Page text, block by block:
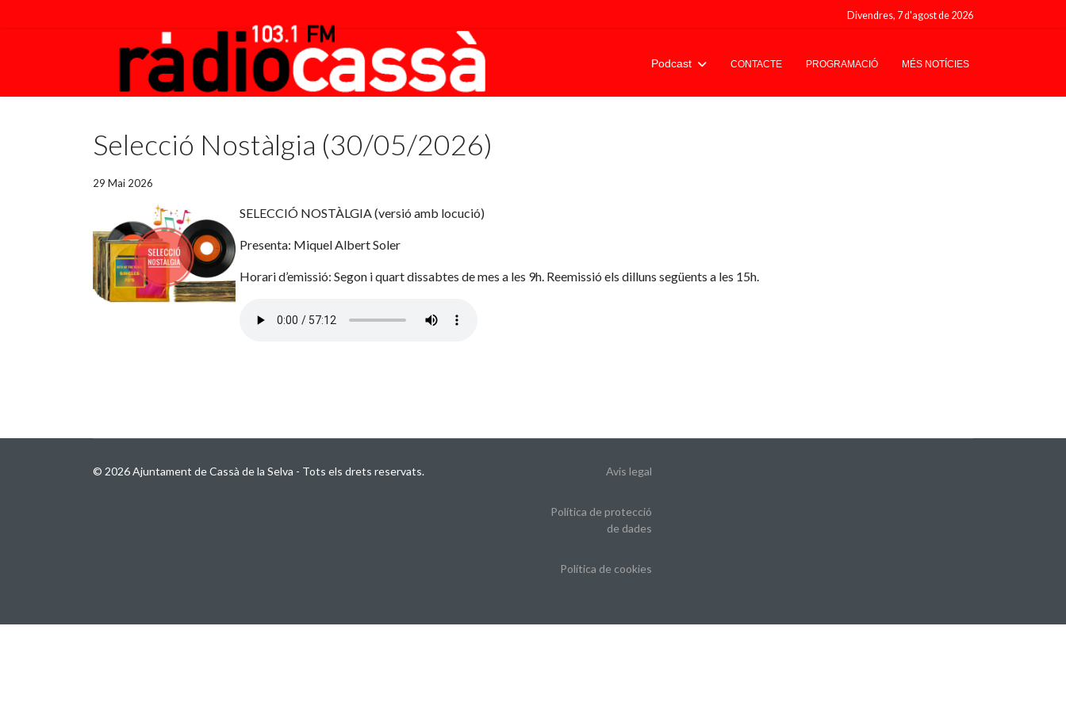
Divendres, 7 d'agost de 2026
Podcast CONTACTE PROGRAMACIÓ MÉS NOTÍCIES
Selecció Nostàlgia (30/05/2026)
29 Mai 2026
SELECCIÓ NOSTÀLGIA (versió amb locució)
Presenta: Miquel Albert Soler
Horari d’emissió: Segon i quart dissabtes de mes a les 9h. Reemissió els dilluns següents a les 15h.
© 2026 Ajuntament de Cassà de la Selva - Tots els drets reservats. Avis legal
Política de protecció
de dades
Política de cookies